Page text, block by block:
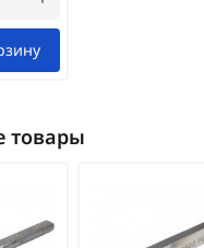
товары